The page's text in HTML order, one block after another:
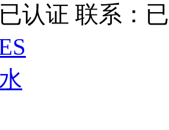
已认证 联系：